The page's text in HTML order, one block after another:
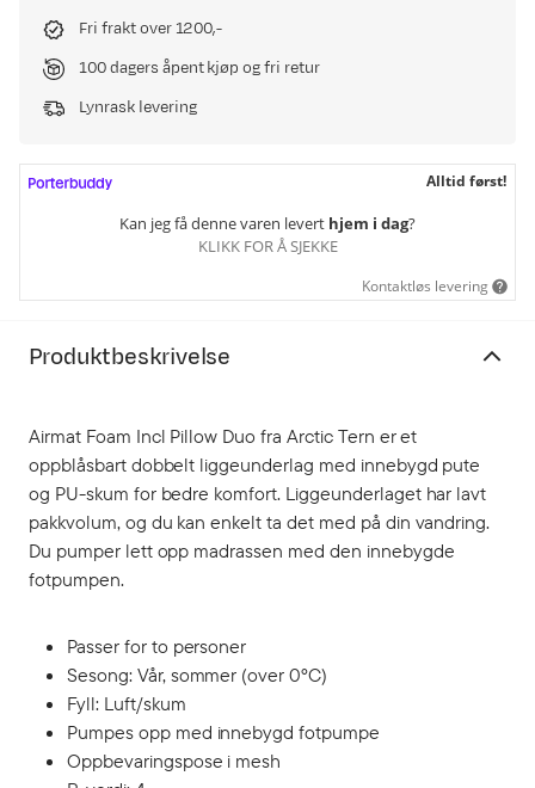
Fri frakt over 1200,-
100 dagers åpent kjøp og fri retur
Lynrask levering
Alltid først!
Kan jeg få denne varen levert hjem i dag?
KLIKK FOR Å SJEKKE
Kontaktløs levering
Produktbeskrivelse
Airmat Foam Incl Pillow Duo fra Arctic Tern er et
oppblåsbart dobbelt liggeunderlag med innebygd pute
og PU-skum for bedre komfort. Liggeunderlaget har lavt
pakkvolum, og du kan enkelt ta det med på din vandring.
Du pumper lett opp madrassen med den innebygde
fotpumpen.
Passer for to personer
Sesong: Vår, sommer (over 0ºC)
Fyll: Luft/skum
Pumpes opp med innebygd fotpumpe
Oppbevaringspose i mesh